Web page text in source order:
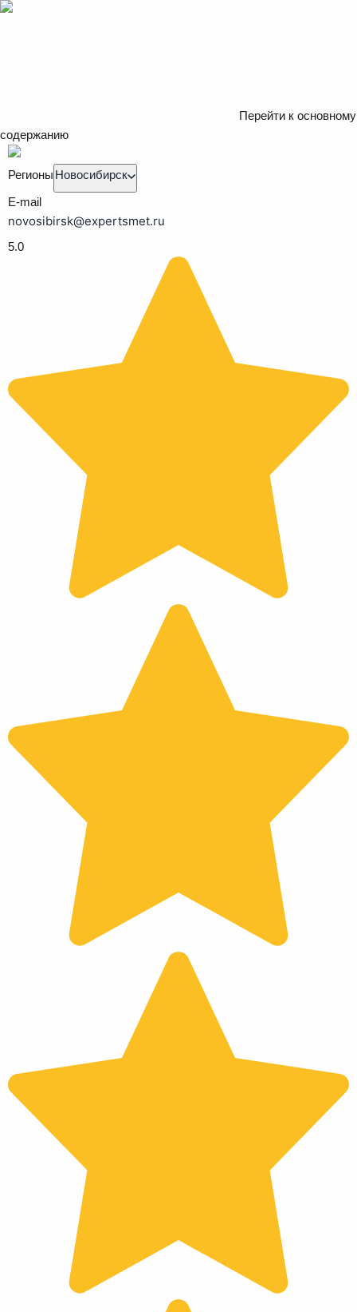
Перейти к основному
содержанию
Регионы Новосибирск
E-mail
novosibirsk@expertsmet.ru
5.0